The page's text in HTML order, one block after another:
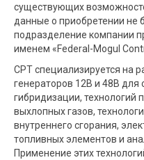
существующих
данные о приобретении не
подразделение компании
именем «Federal-Mogul
CPT специализируется на
генераторов 12В и 48В для
гибридизации, технологий
выхлопных газов,
внутреннего сгорания,
топливных элементов и
Применение этих